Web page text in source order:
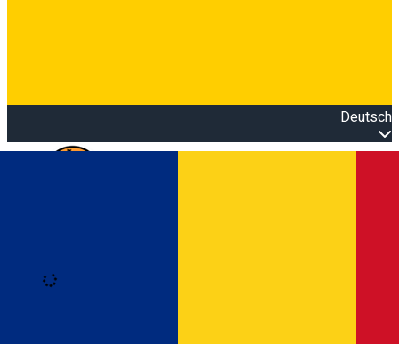
Deutsch